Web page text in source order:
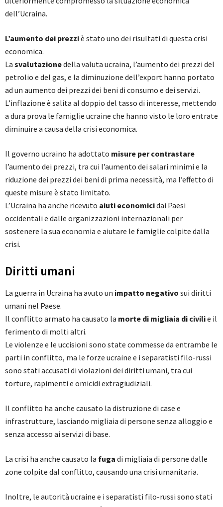
dell’Ucraina.
L’aumento dei prezziè stato uno dei risultati di questa crisi
economica.
La svalutazionedella valuta ucraina, l’aumento dei prezzi del
petrolio e del gas, e la diminuzione dell’export hanno portato
ad un aumento dei prezzi dei beni di consumo e dei servizi.
L’inflazione è salita al doppio del tasso di interesse, mettendo
a dura prova le famiglie ucraine che hanno visto le loro entrate
diminuire a causa della crisi economica.
Il governo ucraino ha adottato misure per contrastare
l’aumento dei prezzi, tra cui l’aumento dei salari minimi e la
riduzione dei prezzi dei beni di prima necessità, ma l’effetto di
queste misure è stato limitato.
L’Ucraina ha anche ricevuto aiuti economicidai Paesi
occidentali e dalle organizzazioni internazionali per
sostenere la sua economia e aiutare le famiglie colpite dalla
crisi.
Diritti umani
La guerra in Ucraina ha avuto un impatto negativo sui diritti
umani nel Paese.
Il conflitto armato ha causato la morte di migliaia di civilie il
ferimento di molti altri.
Le violenze e le uccisioni sono state commesse da entrambe le
parti in conflitto, ma le forze ucraine e i separatisti filo-russi
sono stati accusati di violazioni dei diritti umani, tra cui
torture, rapimenti e omicidi extragiudiziali.
Il conflitto ha anche causato la distruzione di case e
infrastrutture, lasciando migliaia di persone senza alloggio e
senza accesso ai servizi di base.
La crisi ha anche causato la fuga di migliaia di persone dalle
zone colpite dal conflitto, causando una crisi umanitaria.
Inoltre, le autorità ucraine e i separatisti filo-russi sono stati